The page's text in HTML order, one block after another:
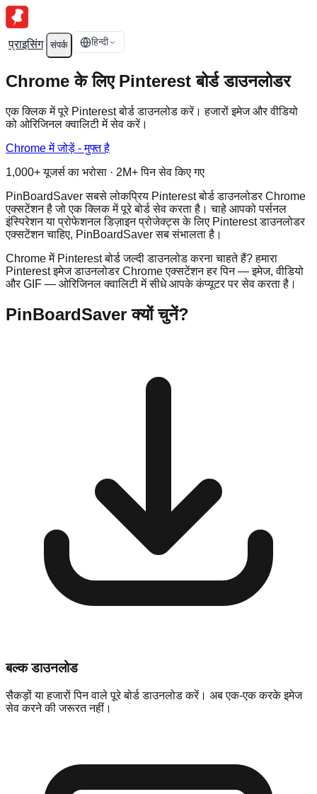
प्राइसिंग संपर्क हिन्दी
Chrome के लिए Pinterest बोर्ड डाउनलोडर
एक क्लिक में पूरे Pinterest बोर्ड डाउनलोड करें। हजारों इमेज और वीडियो
को ओरिजिनल क्वालिटी में सेव करें।
Chrome में जोड़ें - मुफ्त है
1,000+ यूजर्स का भरोसा · 2M+ पिन सेव किए गए
PinBoardSaver सबसे लोकप्रिय Pinterest बोर्ड डाउनलोडर Chrome
एक्सटेंशन है जो एक क्लिक में पूरे बोर्ड सेव करता है। चाहे आपको पर्सनल
इंस्पिरेशन या प्रोफेशनल डिज़ाइन प्रोजेक्ट्स के लिए Pinterest डाउनलोडर
एक्सटेंशन चाहिए, PinBoardSaver सब संभालता है।
Chrome में Pinterest बोर्ड जल्दी डाउनलोड करना चाहते हैं? हमारा
Pinterest इमेज डाउनलोडर Chrome एक्सटेंशन हर पिन — इमेज, वीडियो
और GIF — ओरिजिनल क्वालिटी में सीधे आपके कंप्यूटर पर सेव करता है।
PinBoardSaver क्यों चुनें?
बल्क डाउनलोड
सैकड़ों या हजारों पिन वाले पूरे बोर्ड डाउनलोड करें। अब एक-एक करके इमेज
सेव करने की जरूरत नहीं।